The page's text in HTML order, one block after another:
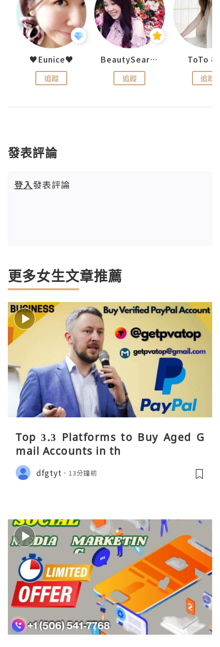
♥Eunice♥
追蹤
BeautySearch
追蹤
ToTo
追蹤
發表評論
登入發表評論
更多女生文章推薦
Top 3.3 Platforms to Buy Aged G
mail Accounts in th
dfgtyt 13分鐘前